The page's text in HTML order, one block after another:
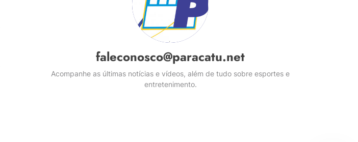
faleconosco@paracatu.net
Acompanhe as últimas notícias e vídeos, além de tudo sobre esportes e
entretenimento.